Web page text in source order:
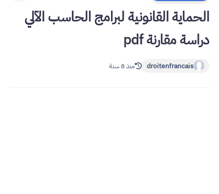
الحماية القانونية لبرامج الحاسب الآلي
دراسة مقارنة pdf
droitenfrancais منذ 8 سنة